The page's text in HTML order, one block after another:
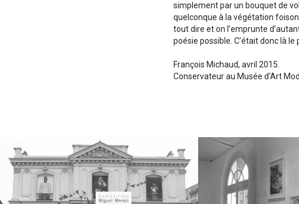
simplement par un bouquet de
quelconque à la végétation
tout dire et on l’emprunte
poésie possible. C’était donc là le
François Michaud, avril 2015.
Conservateur au Musée d'Art